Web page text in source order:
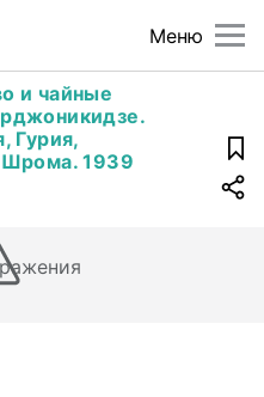
Меню
и чайные
Гурия,
Шрома. 1939